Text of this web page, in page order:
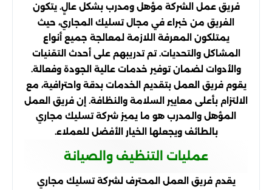
فريق عمل الشركة مؤهل ومدرب بشكل عالٍ. يتكون
الفريق من خبراء في مجال تسليك المجاري، حيث
يمتلكون المعرفة اللازمة لمعالجة جميع أنواع
المشاكل والتحديات. تم تدريبهم على أحدث التقنيات
والأدوات لضمان توفير خدمات عالية الجودة وفعالة.
يقوم فريق العمل بتقديم الخدمات بدقة واحترافية، مع
الالتزام بأعلى معايير السلامة والنظافة. إن فريق العمل
المؤهل والمدرب هو ما يميز شركة تسليك مجاري
بالطائف ويجعلها الخيار الأفضل للعملاء.
عمليات التنظيف والصيانة
يقدم فريق العمل المحترف لشركة تسليك مجاري